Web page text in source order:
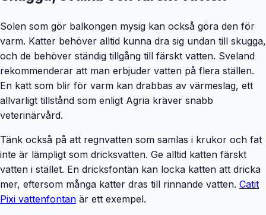
Solen som gör balkongen mysig kan också göra den för
varm. Katter behöver alltid kunna dra sig undan till skugga,
och de behöver ständig tillgång till färskt vatten. Sveland
rekommenderar att man erbjuder vatten på flera ställen.
En katt som blir för varm kan drabbas av värmeslag, ett
allvarligt tillstånd som enligt Agria kräver snabb
veterinärvård.
Tänk också på att regnvatten som samlas i krukor och fat
inte är lämpligt som dricksvatten. Ge alltid katten färskt
vatten i stället. En dricksfontän kan locka katten att dricka
mer, eftersom många katter dras till rinnande vatten. Catit
Pixi vattenfontan är ett exempel.